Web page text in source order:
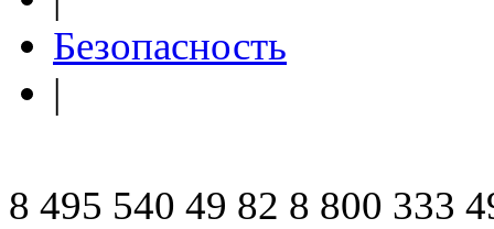
Безопасность
|
8 495 540 49 82 8 800 333